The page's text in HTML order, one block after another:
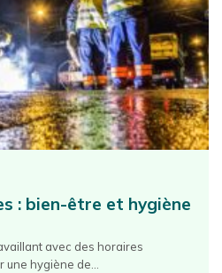
: bien-être et hygiène
avec des horaires
une hygiène de...